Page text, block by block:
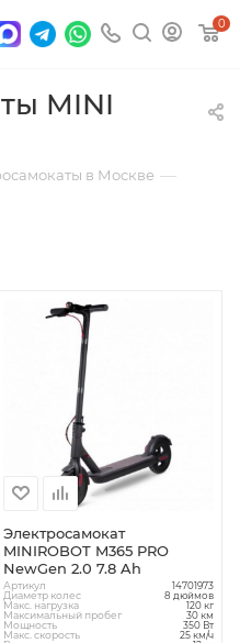
0
MINI
в Москве —
Электросамокат
MINIROBOT M365 PRO
NewGen 2.0 7.8 Ah
Артикул 14701973
Диаметр колес 8 дюймов
Макс. нагрузка 120 кг
Максимальный пробег 30 км
Мощность 350 Вт
Макс. скорость 25 км/ч